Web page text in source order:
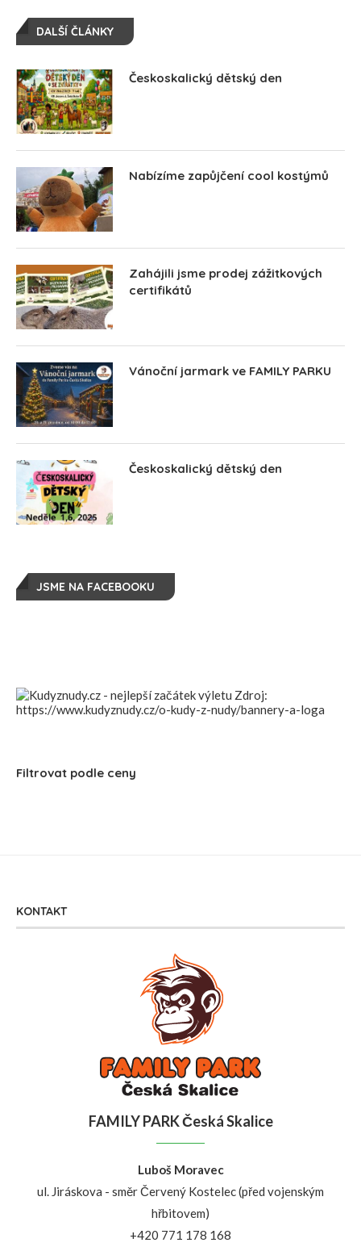
DALŠÍ ČLÁNKY
Českoskalický dětský den
Nabízíme zapůjčení cool kostýmů
Zahájili jsme prodej zážitkových
certifikátů
Vánoční jarmark ve FAMILY PARKU
Českoskalický dětský den
JSME NA FACEBOOKU
Zdroj:
https://www.kudyznudy.cz/o-kudy-z-nudy/bannery-a-loga
Filtrovat podle ceny
KONTAKT
FAMILY PARK Česká Skalice
Luboš Moravec
ul. Jiráskova - směr Červený Kostelec (před vojenským
hřbitovem)
+420 771 178 168